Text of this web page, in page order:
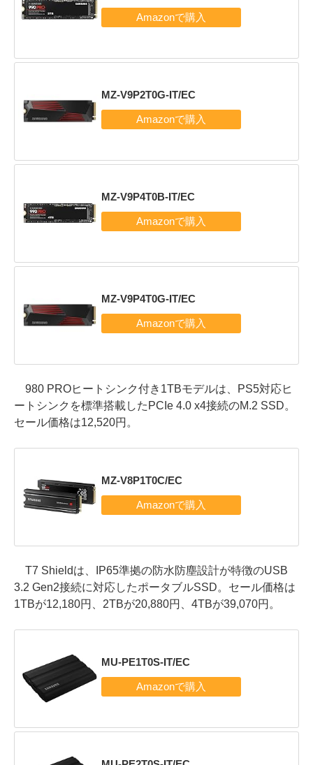
MZ-V9P2T0G-IT/EC
MZ-V9P4T0B-IT/EC
MZ-V9P4T0G-IT/EC
980 PROヒートシンク付き1TBモデルは、PS5対応ヒ
ートシンクを標準搭載したPCIe 4.0 x4接続のM.2 SSD。
セール価格は12,520円。
MZ-V8P1T0C/EC
T7 Shieldは、IP65準拠の防水防塵設計が特徴のUSB
3.2 Gen2接続に対応したポータブルSSD。セール価格は
1TBが12,180円、2TBが20,880円、4TBが39,070円。
MU-PE1T0S-IT/EC